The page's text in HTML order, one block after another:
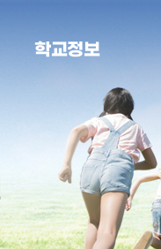
학교정보